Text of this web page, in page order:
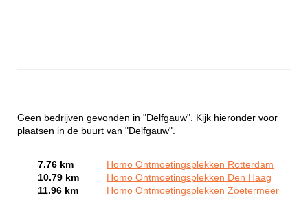
Geen bedrijven gevonden in "Delfgauw". Kijk hieronder voor
plaatsen in de buurt van "Delfgauw".
7.76 km
Homo Ontmoetingsplekken Rotterdam
10.79 km
Homo Ontmoetingsplekken Den Haag
11.96 km
Homo Ontmoetingsplekken Zoetermeer